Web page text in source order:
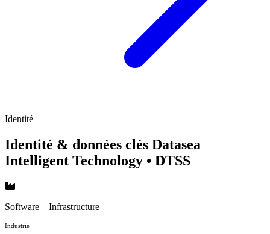
Identité
Identité & données clés Datasea
Intelligent Technology • DTSS
Software—Infrastructure
Industrie